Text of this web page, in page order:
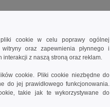
cookie w celu poprawy ogólnej
oraz zapewnienia płynnego i
z naszą stroną oraz reklam.
cookie. Pliki cookie niezbędne do
do jej prawidłowego funkcjonowania.
takie jak te wykorzystywane do